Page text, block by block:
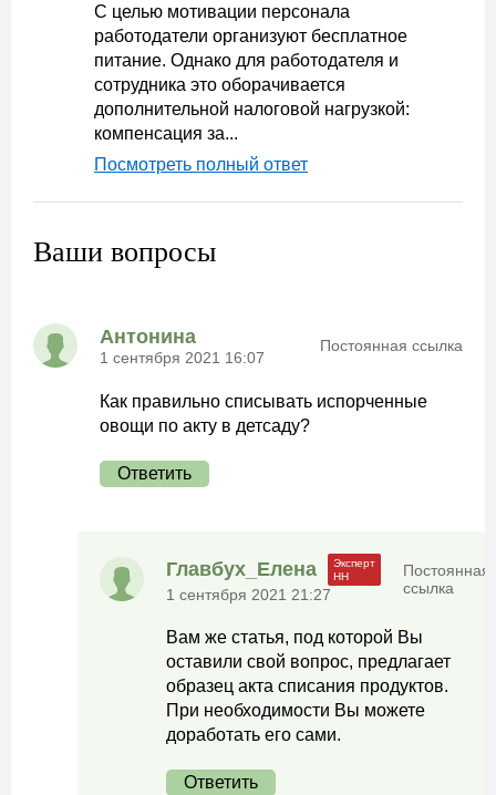
С целью мотивации персонала
работодатели организуют бесплатное
питание. Однако для работодателя и
сотрудника это оборачивается
дополнительной налоговой нагрузкой:
компенсация за...
Посмотреть полный ответ
Ваши вопросы
Антонина
1 сентября 2021 16:07
Постоянная ссылка
Как правильно списывать испорченные
овощи по акту в детсаду?
Ответить
Главбух_Елена
1 сентября 2021 21:27
Постоянная
ссылка
Вам же статья, под которой Вы
оставили свой вопрос, предлагает
образец акта списания продуктов.
При необходимости Вы можете
доработать его сами.
Ответить